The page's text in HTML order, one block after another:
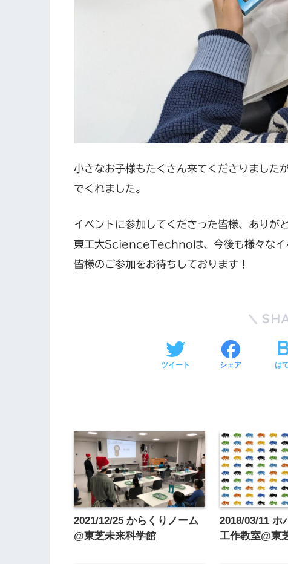
小さなお子様もたくさん来てくださりました
でくれました。
イベントに参加してくださった皆様、ありが
東工大ScienceTechnoは、今後も様々なイ
皆様のご参加をお待ちしております！
ツイート シェア は
2021/12/25 からくりノーム
@東芝未来科学館
2018/03/11 ホ
工作教室@東